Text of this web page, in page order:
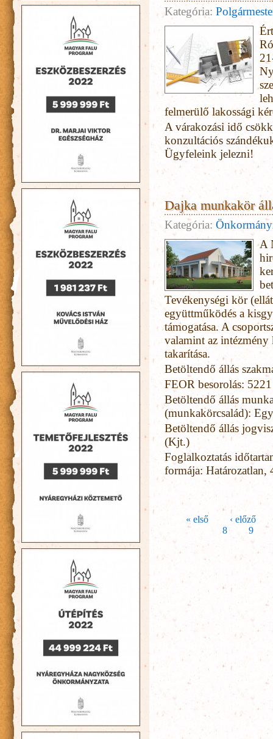
Kategória:
felmerülő lakossági
A várakozási idő
konzultációs
Ügyfeleink jelezni!
Dajka munkakör
Kategória:
A
Tevékenységi kör
együttműködés a
támogatása. A
valamint az intézmény
takarítása.
Betöltendő állás
FEOR besorolás:
Betöltendő állás
(munkakörcsalád):
Betöltendő állás
(Kjt.)
Foglalkoztatás
formája: Határozatlan,
Oldalak
« első
‹ előző
8
9